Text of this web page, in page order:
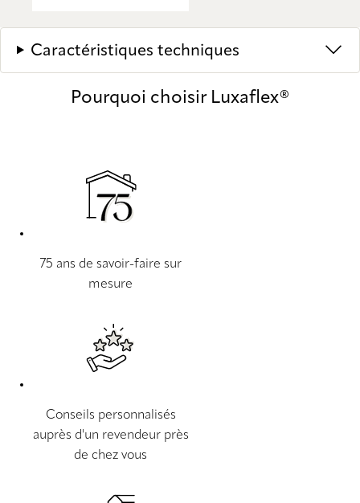
Caractéristiques techniques
Pourquoi choisir Luxaflex®
75 ans de savoir-faire sur
mesure
Conseils personnalisés
auprès d'un revendeur près
de chez vous